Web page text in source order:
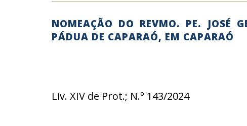
NOMEAÇÃO DO REVMO. PE. JOSÉ
PÁDUA DE CAPARAÓ, EM CAPARAÓ
Liv. XIV de Prot.; N.º 143/2024